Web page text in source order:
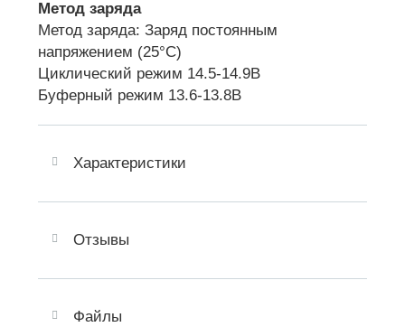
Метод заряда
Метод заряда: Заряд постоянным
напряжением (25°C)
Циклический режим 14.5-14.9В
Буферный режим 13.6-13.8В
Характеристики
Отзывы
Файлы